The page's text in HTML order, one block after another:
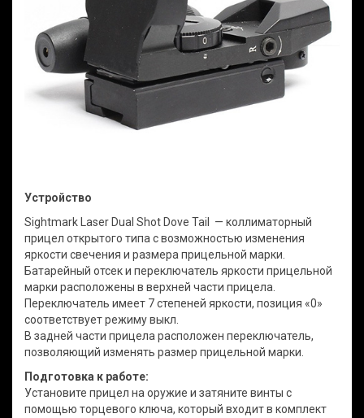
Устройство
Sightmark Laser Dual Shot Dove Tail — коллиматорный
прицел открытого типа с возможностью изменения
яркости свечения и размера прицельной марки.
Батарейный отсек и переключатель яркости прицельной
марки расположены в верхней части прицела.
Переключатель имеет 7 степеней яркости, позиция «0»
соответствует режиму выкл.
В задней части прицела расположен переключатель,
позволяющий изменять размер прицельной марки.
Подготовка к работе:
Установите прицел на оружие и затяните винты с
помощью торцевого ключа, который входит в комплект